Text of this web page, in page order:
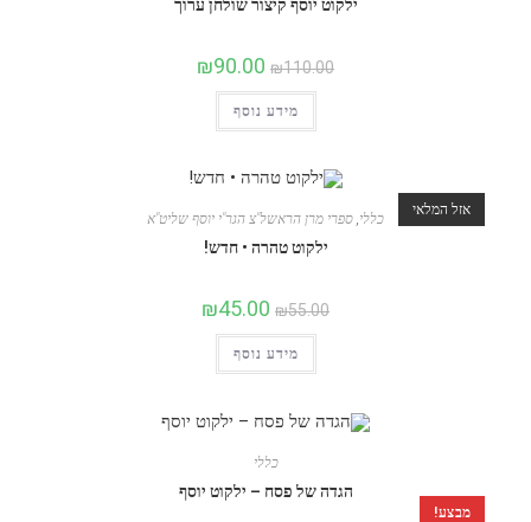
ילקוט יוסף קיצור שולחן ערוך
₪110.00
₪90.00
מידע נוסף
אזל המלאי
כללי, ספרי מרן הראשל"צ הגר"י יוסף שליט"א
ילקוט טהרה • חדש!
₪55.00
₪45.00
מידע נוסף
מבצע!
כללי
הגדה של פסח – ילקוט יוסף